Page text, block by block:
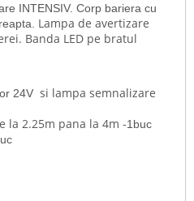
INTENSIV. Corp bariera cu
Lampa de avertizare
Banda LED pe bratul
24V si lampa semnalizare
la 2.25m pana la 4m -1buc